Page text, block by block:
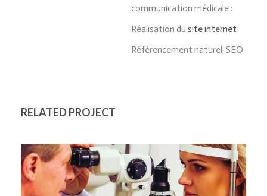
communication médicale :
Réalisation du site internet
Référencement naturel, SEO
RELATED PROJECT
OPHTACLINIC ALÈS
OPHTALMOLOGIE